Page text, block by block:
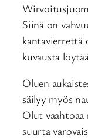
Siinä on
kantavierrettä
kuvausta
Oluen
säilyy myös
Olut vaahtoaa
suurta